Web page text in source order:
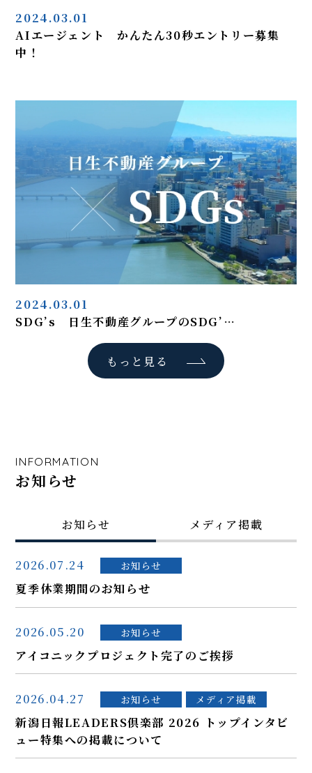
2024.03.01
AIエージェント かんたん30秒エントリー募集
中！
2024.03.01
SDG’s 日生不動産グループのSDG’…
もっと見る
INFORMATION
お知らせ
お知らせ メディア掲載
2026.07.24 お知らせ
夏季休業期間のお知らせ
2026.05.20 お知らせ
アイコニックプロジェクト完了のご挨拶
2026.04.27 お知らせ メディア掲載
新潟日報LEADERS倶楽部 2026 トップインタビ
ュー特集への掲載について